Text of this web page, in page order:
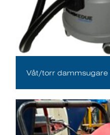
Våt/torr dammsugare